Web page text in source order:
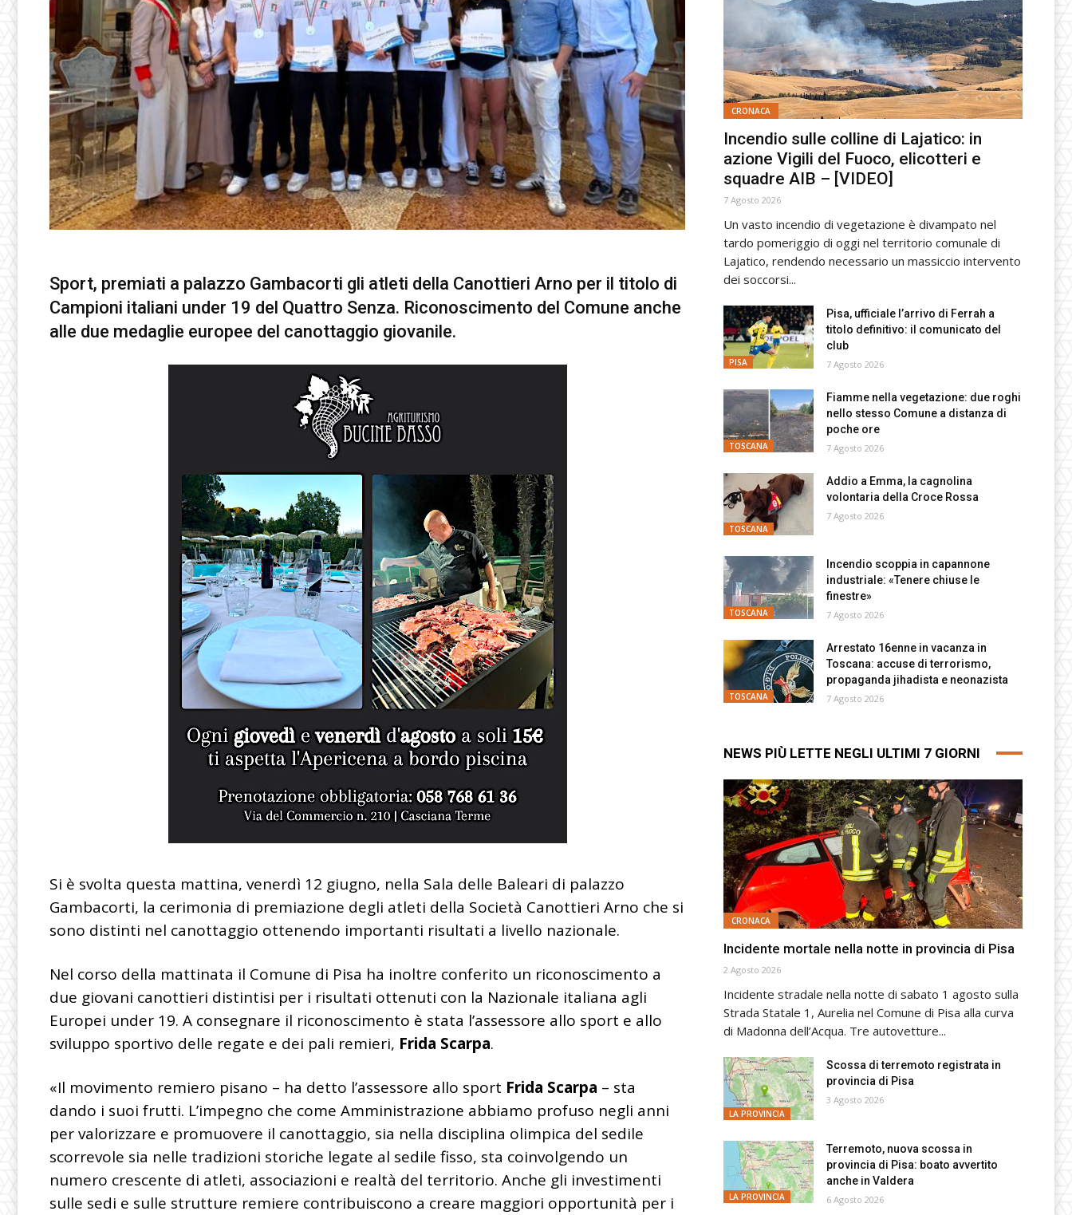
Sport, premiati a palazzo Gambacorti gli atleti della Canottieri Arno per il titolo di
Campioni italiani under 19 del Quattro Senza. Riconoscimento del Comune anche
alle due medaglie europee del canottaggio giovanile.
Si è svolta questa mattina, venerdì 12 giugno, nella Sala delle Baleari di palazzo
Gambacorti, la cerimonia di premiazione degli atleti della Società Canottieri Arno che si
sono distinti nel canottaggio ottenendo importanti risultati a livello nazionale.
Nel corso della mattinata il Comune di Pisa ha inoltre conferito un riconoscimento a
due giovani canottieri distintisi per i risultati ottenuti con la Nazionale italiana agli
Europei under 19. A consegnare il riconoscimento è stata l’assessore allo sport e allo
sviluppo sportivo delle regate e dei pali remieri, Frida Scarpa.
«Il movimento remiero pisano – ha detto l’assessore allo sport Frida Scarpa – sta
dando i suoi frutti. L’impegno che come Amministrazione abbiamo profuso negli anni
per valorizzare e promuovere il canottaggio, sia nella disciplina olimpica del sedile
scorrevole sia nelle tradizioni storiche legate al sedile fisso, sta coinvolgendo un
numero crescente di atleti, associazioni e realtà del territorio. Anche gli investimenti
sulle sedi e sulle strutture remiere contribuiscono a creare maggiori opportunità per i
CRONACA
Incendio sulle colline di Lajatico: in
azione Vigili del Fuoco, elicotteri e
squadre AIB – [VIDEO]
7 Agosto 2026
Un vasto incendio di vegetazione è divampato nel
tardo pomeriggio di oggi nel territorio comunale di
Lajatico, rendendo necessario un massiccio intervento
dei soccorsi...
PISA
Pisa, ufficiale l’arrivo di Ferrah a
titolo definitivo: il comunicato del
club
7 Agosto 2026
TOSCANA
Fiamme nella vegetazione: due roghi
nello stesso Comune a distanza di
poche ore
7 Agosto 2026
TOSCANA
Addio a Emma, la cagnolina
volontaria della Croce Rossa
7 Agosto 2026
TOSCANA
Incendio scoppia in capannone
industriale: «Tenere chiuse le
finestre»
7 Agosto 2026
TOSCANA
Arrestato 16enne in vacanza in
Toscana: accuse di terrorismo,
propaganda jihadista e neonazista
7 Agosto 2026
NEWS PIÙ LETTE NEGLI ULTIMI 7 GIORNI
CRONACA
Incidente mortale nella notte in provincia di Pisa
2 Agosto 2026
Incidente stradale nella notte di sabato 1 agosto sulla
Strada Statale 1, Aurelia nel Comune di Pisa alla curva
di Madonna dell’Acqua. Tre autovetture...
LA PROVINCIA
Scossa di terremoto registrata in
provincia di Pisa
3 Agosto 2026
LA PROVINCIA
Terremoto, nuova scossa in
provincia di Pisa: boato avvertito
anche in Valdera
6 Agosto 2026